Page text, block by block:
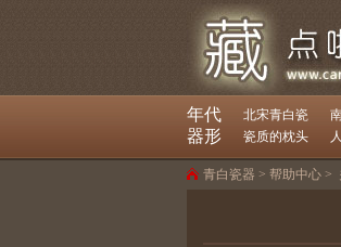
年代 北宋青白瓷
器形 瓷质的枕头
青白瓷器 > 帮助中心 >